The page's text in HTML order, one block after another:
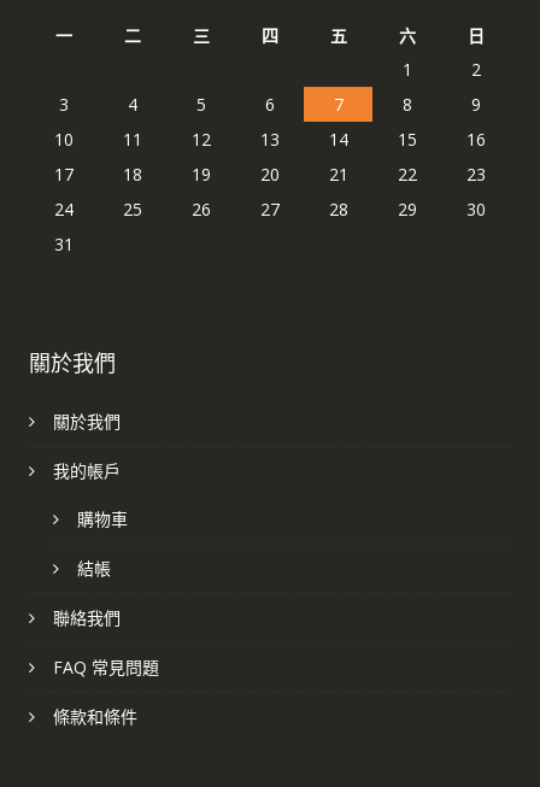
一 二 三 四 五 六
日
1
2
3
4 5 6 7 8
9
10
11 12 13 14 15
16
17
18 19 20 21 22
23
24
25 26 27 28 29
30
31
關於我們
關於我們
我的帳戶
購物車
結帳
聯絡我們
FAQ 常見問題
條款和條件